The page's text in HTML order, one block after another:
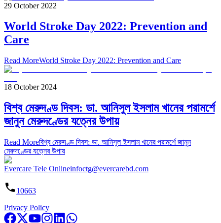
29 October 2022
World Stroke Day 2022: Prevention and
Care
Read MoreWorld Stroke Day 2022: Prevention and Care
18 October 2024
বিশ্ব মেরুদণ্ড দিবস: ডা. আনিসুল ইসলাম খানের পরামর্শে
জানুন মেরুদণ্ডের যত্নের উপায়
Read Moreবিশ্ব মেরুদণ্ড দিবস: ডা. আনিসুল ইসলাম খানের পরামর্শে জানুন
মেরুদণ্ডের যত্নের উপায়
Evercare Tele Onlineinfoctg@evercarebd.com
10663
Privacy Policy